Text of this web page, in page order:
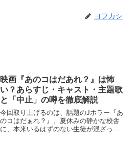
ヨフカシ
映画『あのコはだあれ？』は怖
い？あらすじ・キャスト・主題歌
と「中止」の噂を徹底解説
今回取り上げるのは、話題のJホラー『あ
のコはだぁれ？』。夏休みの静かな校舎
に、本来いるはずのない生徒が混ざって